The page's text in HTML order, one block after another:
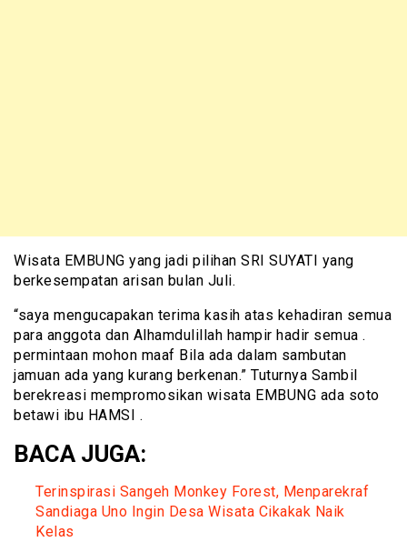
Wisata EMBUNG yang jadi pilihan SRI SUYATI yang
berkesempatan arisan bulan Juli.
“saya mengucapakan terima kasih atas kehadiran semua
para anggota dan Alhamdulillah hampir hadir semua .
permintaan mohon maaf Bila ada dalam sambutan
jamuan ada yang kurang berkenan.” Tuturnya Sambil
berekreasi mempromosikan wisata EMBUNG ada soto
betawi ibu HAMSI .
BACA JUGA:
Terinspirasi Sangeh Monkey Forest, Menparekraf
Sandiaga Uno Ingin Desa Wisata Cikakak Naik
Kelas